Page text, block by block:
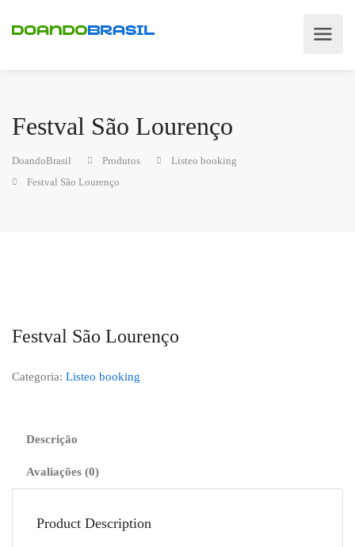
Festval São Lourenço
DoandoBrasil Produtos
Listeo booking
Festval São Lourenço
Festval São Lourenço
Categoria: Listeo booking
Descrição
Avaliações (0)
Product Description